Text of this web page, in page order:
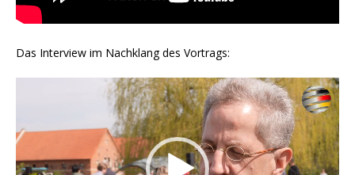
Das Interview im Nachklang des Vortrags: